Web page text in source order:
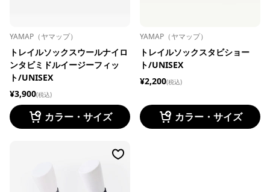
YAMAP（ヤマップ）
トレイルソックスウールナイロ
ンタビミドルイージーフィッ
ト/UNISEX
¥3,900(税込)
カラー・サイズ
YAMAP（ヤマップ）
トレイルソックスタビショー
ト/UNISEX
¥2,200(税込)
カラー・サイズ